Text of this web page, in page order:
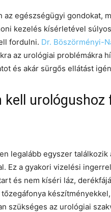
az egészségügyi gondokat,
kezelés kísérletével
fordulni. Dr. Böszörményi-
az urológiai problémákra
és akár sürgős ellátást
kell urológushoz
legalább egyszer
Ez a gyakori vizelési
és nem kíséri láz,
szükséges az urológiai